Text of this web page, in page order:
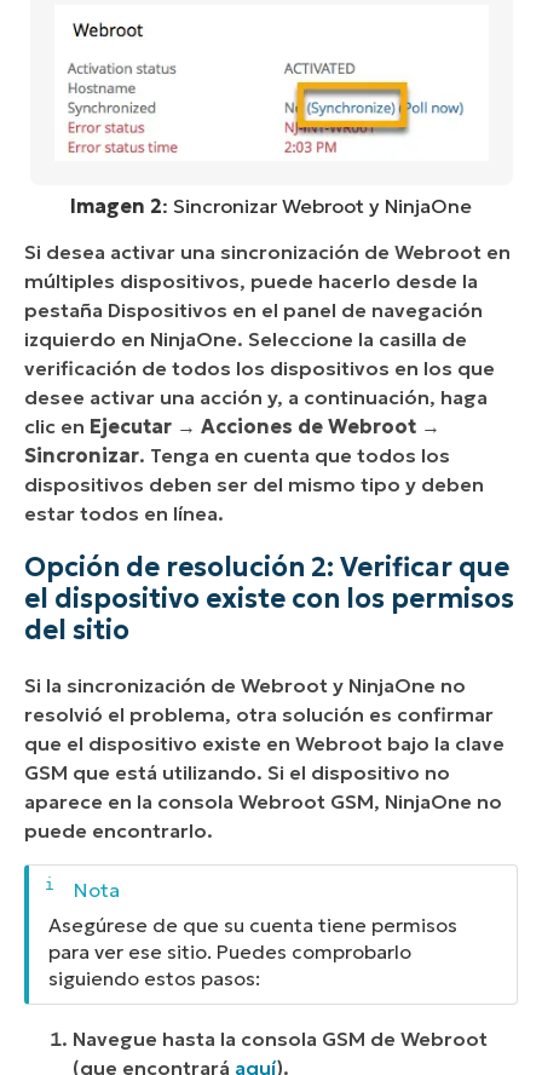
Imagen 2: Sincronizar Webroot y NinjaOne
Si desea activar una sincronización de Webroot en
múltiples dispositivos, puede hacerlo desde la
pestaña Dispositivos en el panel de navegación
izquierdo en NinjaOne. Seleccione la casilla de
verificación de todos los dispositivos en los que
desee activar una acción y, a continuación, haga
clic en Ejecutar → Acciones de Webroot →
Sincronizar. Tenga en cuenta que todos los
dispositivos deben ser del mismo tipo y deben
estar todos en línea.
Opción de resolución 2: Verificar que
el dispositivo existe con los permisos
del sitio
Si la sincronización de Webroot y NinjaOne no
resolvió el problema, otra solución es confirmar
que el dispositivo existe en Webroot bajo la clave
GSM que está utilizando. Si el dispositivo no
aparece en la consola Webroot GSM, NinjaOne no
puede encontrarlo.
Asegúrese de que su cuenta tiene permisos
para ver ese sitio. Puedes comprobarlo
siguiendo estos pasos:
Navegue hasta la consola GSM de Webroot
(que encontrará aquí).